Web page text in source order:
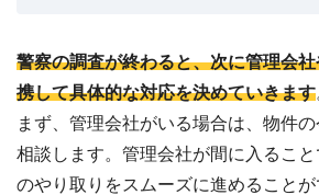
警察の調査が終わると、次に管理会
携して具体的な対応を決めていきます
まず、管理会社がいる場合は、物件
相談します。管理会社が間に入るこ
のやり取りをスムーズに進めることが